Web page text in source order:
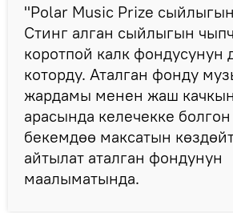
"Polar Music Prize
Стинг алган сыйлыгын
коротпой калк фондусунун
которду. Аталган фонду
жардамы менен жаш
арасында келечекке
бекемдөө максатын
айтылат аталган фондунун
маалыматында.